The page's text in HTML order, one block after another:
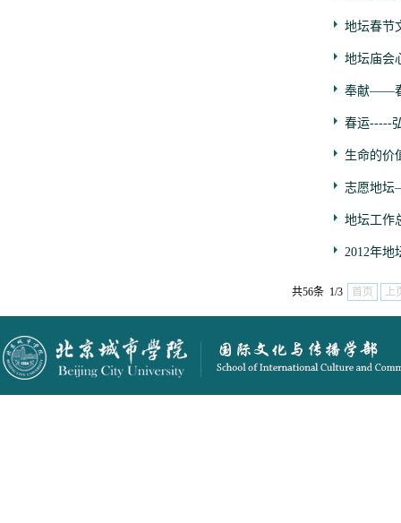
地坛春节
地坛庙会
奉献——
春运-----
生命的价
志愿地坛
地坛工作
2012年
共56条 1/3 首页 上